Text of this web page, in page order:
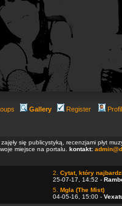
Gallery Register
się publicystyką, recenzjami płyt
miejsce na portalu. kontakt:
2. Cytat, który
25-07-17, 14:52 -
5. Mgla (The Mist)
04-05-16, 15:00 -